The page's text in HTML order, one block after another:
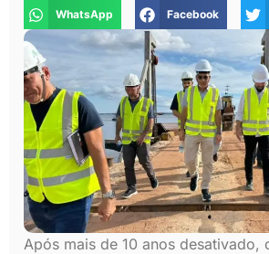
WhatsApp Facebook
Após mais de 10 anos desativado,